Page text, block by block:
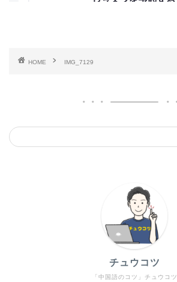
HOME IMG_7129
「中国語のコツ」チュウコツ
チュウコツ